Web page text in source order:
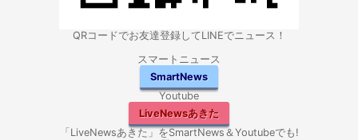
QRコードでお友達登録してLINEでニュース！
スマートニュース
SmartNews
Youtube
LiveNewsあきた
「LiveNewsあきた」をSmartNews＆Youtubeでも!